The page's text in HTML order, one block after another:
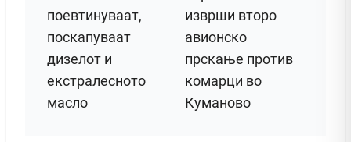
поевтинуваат,
поскапуваат
дизелот и
екстралесното
масло
изврши второ
авионско
прскање против
комарци во
Куманово